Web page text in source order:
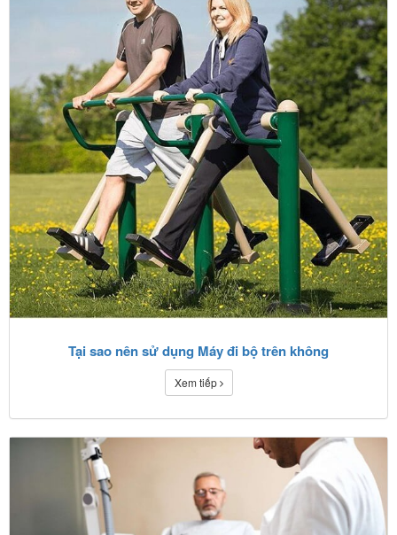
Tại sao nên sử dụng Máy đi bộ trên không
Xem tiếp